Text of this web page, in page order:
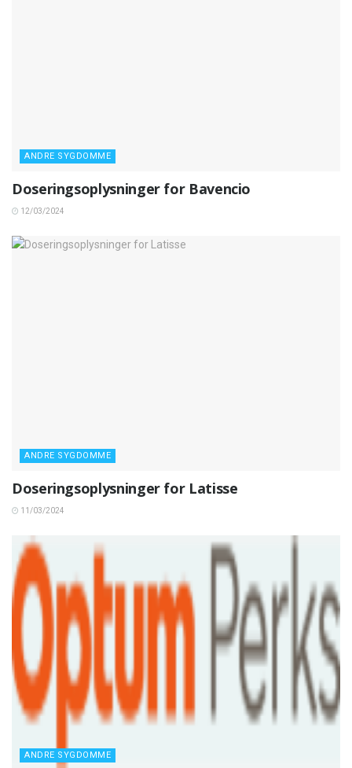
ANDRE SYGDOMME
Doseringsoplysninger for Bavencio
12/03/2024
ANDRE SYGDOMME
Doseringsoplysninger for Latisse
11/03/2024
ANDRE SYGDOMME